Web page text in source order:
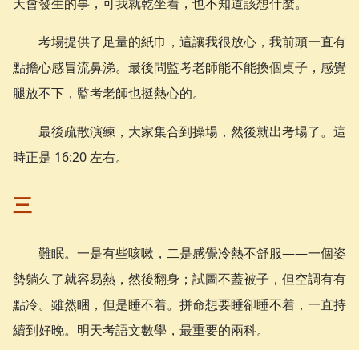
考場提供了足量的紙巾，這讓我很放心，我前頭一直有
點擔心感冒流鼻涕。最後問監考老師能不能換個桌子，感覺
腿放不下，監考老師也挺熱心的。
最後疏散演練，大家集合到操場，然後就出考場了。這
時正是 16:20 左右。
三
難眠。一是有些咳嗽，二是感覺冷熱不舒服——一個姿
勢躺久了就容易熱，然後翻身；試圖不蓋被子，但空調有有
點冷。雖然睏，但是睡不着。拼命想要睡卻睡不着，一直持
續到好晚。明天考語文數學，最重要的兩科。